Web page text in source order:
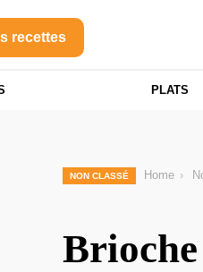
recettes
PLATS
NON CLASSÉ Home